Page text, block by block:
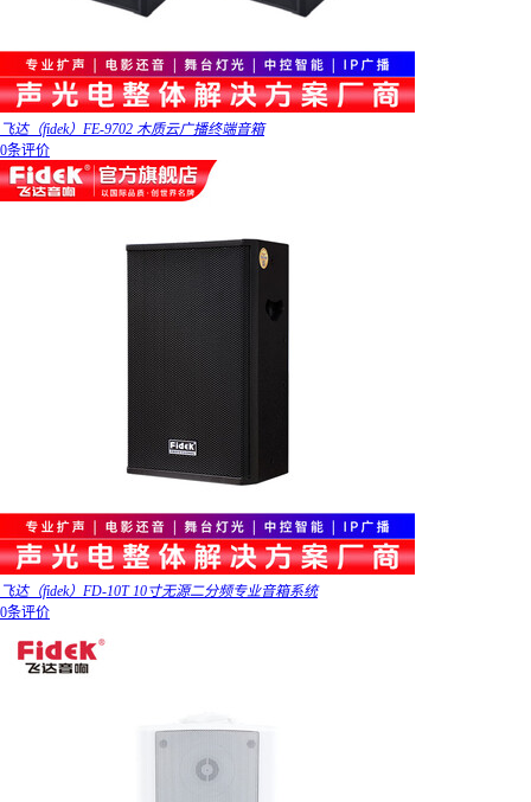
飞达（fidek）FE-9702 木质云广播终端音箱
0条评价
飞达（fidek）FD-10T 10寸无源二分频专业音箱系统
0条评价